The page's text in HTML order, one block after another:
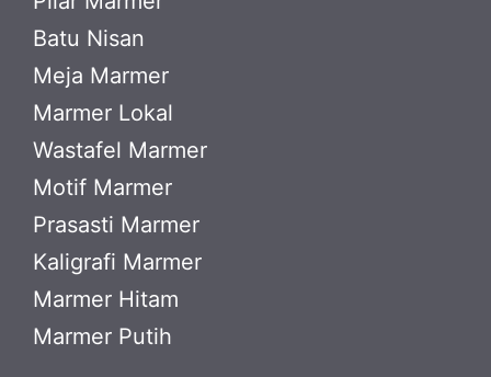
Batu Nisan
Meja Marmer
Marmer Lokal
Wastafel Marmer
Motif Marmer
Prasasti Marmer
Kaligrafi Marmer
Marmer Hitam
Marmer Putih